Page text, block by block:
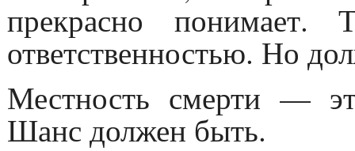
прекрасно понимает.
ответственностью. Но
Местность смерти —
Шанс должен быть.